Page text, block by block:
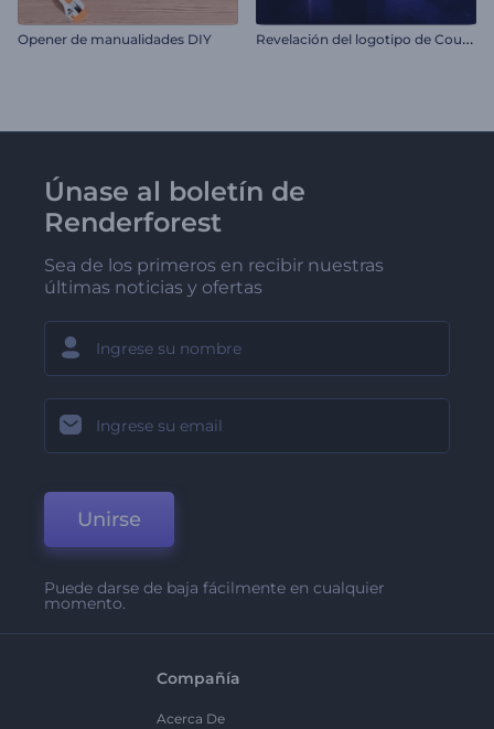
Opener de manualidades DIY R
evelación del logotipo de Countdown
Únase al boletín de
Renderforest
Sea de los primeros en recibir nuestras
últimas noticias y ofertas
Unirse
Puede darse de baja fácilmente en cualquier
momento.
Compañía
Acerca De